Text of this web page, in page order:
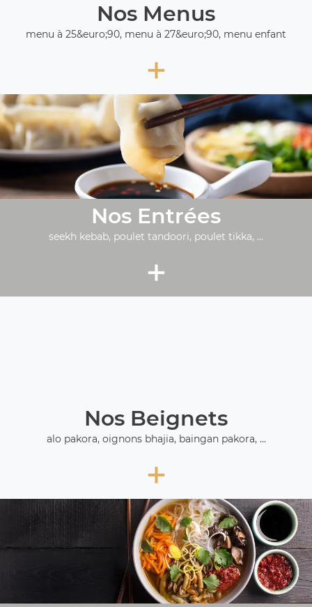
Nos Menus
menu à 25&euro;90, menu à 27&euro;90, menu enfant
+
Nos Entrées
seekh kebab, poulet tandoori, poulet tikka, ...
+
Nos Beignets
alo pakora, oignons bhajia, baingan pakora, ...
+